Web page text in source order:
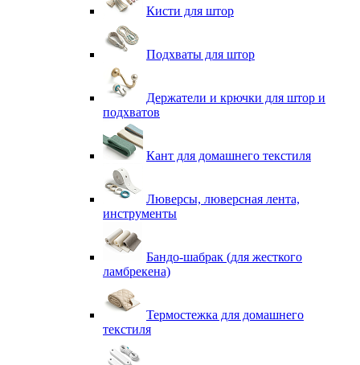
Кисти для штор
Подхваты для штор
Держатели и крючки для штор и
подхватов
Кант для домашнего текстиля
Люверсы, люверсная лента,
инструменты
Бандо-шабрак (для жесткого
ламбрекена)
Термостежка для домашнего
текстиля